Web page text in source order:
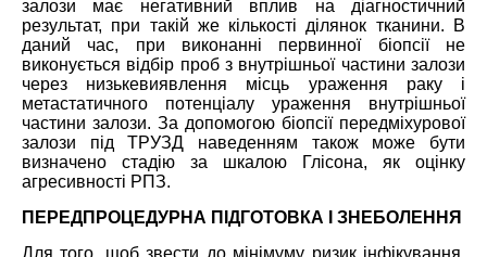
залози має негативний вплив на діагностичний
результат, при такій же кількості ділянок тканини. В
даний час, при виконанні первинної біопсії не
виконується відбір проб з внутрішньої частини залози
через низькевиявлення місць ураження раку і
метастатичного потенціалу ураження внутрішньої
частини залози. За допомогою біопсії передміхурової
залози під ТРУЗД наведенням також може бути
визначено стадію за шкалою Глісона, як оцінку
агресивності РПЗ.
ПЕРЕДПРОЦЕДУРНА ПІДГОТОВКА І ЗНЕБОЛЕННЯ
Для того, щоб звести до мінімуму ризик інфікування,